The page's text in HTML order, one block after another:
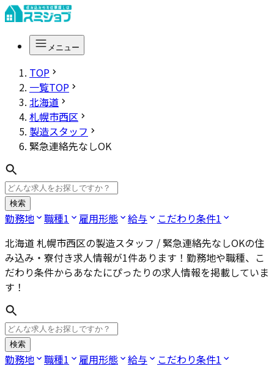
メニュー
TOP
一覧TOP
北海道
札幌市西区
製造スタッフ
緊急連絡先なしOK
検索
勤務地 職種1 雇用形態 給与 こだわり条件1
北海道 札幌市西区の製造スタッフ / 緊急連絡先なしOKの住
み込み・寮付き求人情報が1件あります！勤務地や職種、こ
だわり条件からあなたにぴったりの求人情報を掲載していま
す！
検索
勤務地 職種1 雇用形態 給与 こだわり条件1